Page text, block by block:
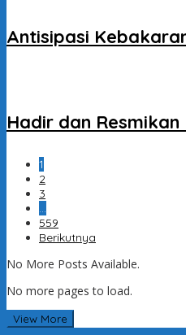
Antisipasi
Hadir dan
1
2
3
…
559
Berikutnya
No More Posts Available.
No more pages to load.
View More